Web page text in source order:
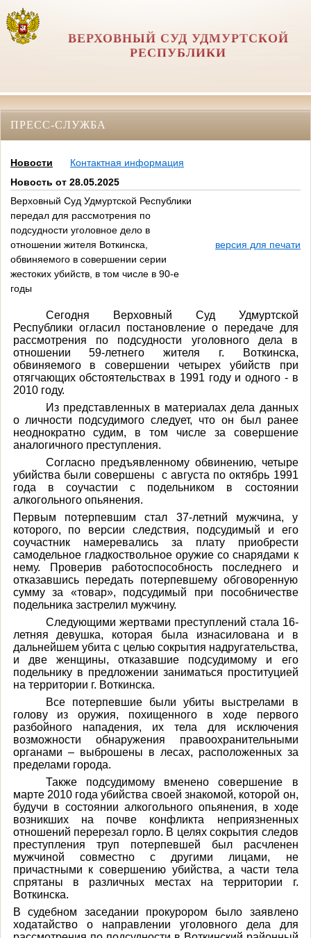
ВЕРХОВНЫЙ СУД УДМУРТСКОЙ
РЕСПУБЛИКИ
ПРЕСС-СЛУЖБА
Новости
Контактная информация
Новость от 28.05.2025
Верховный Суд Удмуртской Республики
передал для рассмотрения по
подсудности уголовное дело в
отношении жителя Воткинска,
обвиняемого в совершении серии
жестоких убийств, в том числе в 90-е
годы
версия для печати
Сегодня Верховный Суд Удмуртской
Республики огласил постановление о передаче для
рассмотрения по подсудности уголовного дела в
отношении 59-летнего жителя г. Воткинска,
обвиняемого в совершении четырех убийств при
отягчающих обстоятельствах в 1991 году и одного - в
2010 году.
Из представленных в материалах дела данных
о личности подсудимого следует, что он был ранее
неоднократно судим, в том числе за совершение
аналогичного преступления.
Согласно предъявленному обвинению, четыре
убийства были совершены с августа по октябрь 1991
года в соучастии с подельником в состоянии
алкогольного опьянения.
Первым потерпевшим стал 37-летний мужчина, у
которого, по версии следствия, подсудимый и его
соучастник намеревались за плату приобрести
самодельное гладкоствольное оружие со снарядами к
нему. Проверив работоспособность последнего и
отказавшись передать потерпевшему обговоренную
сумму за «товар», подсудимый при пособничестве
подельника застрелил мужчину.
Следующими жертвами преступлений стала 16-
летняя девушка, которая была изнасилована и в
дальнейшем убита с целью сокрытия надругательства,
и две женщины, отказавшие подсудимому и его
подельнику в предложении заниматься проституцией
на территории г. Воткинска.
Все потерпевшие были убиты выстрелами в
голову из оружия, похищенного в ходе первого
разбойного нападения, их тела для исключения
возможности обнаружения правоохранительными
органами – выброшены в лесах, расположенных за
пределами города.
Также подсудимому вменено совершение в
марте 2010 года убийства своей знакомой, которой он,
будучи в состоянии алкогольного опьянения, в ходе
возникших на почве конфликта неприязненных
отношений перерезал горло. В целях сокрытия следов
преступления труп потерпевшей был расчленен
мужчиной совместно с другими лицами, не
причастными к совершению убийства, а части тела
спрятаны в различных местах на территории г.
Воткинска.
В судебном заседании прокурором было заявлено
ходатайство о направлении уголовного дела для